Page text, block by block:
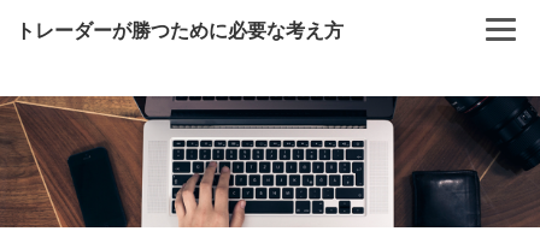
トレーダーが勝つために必要な考え方